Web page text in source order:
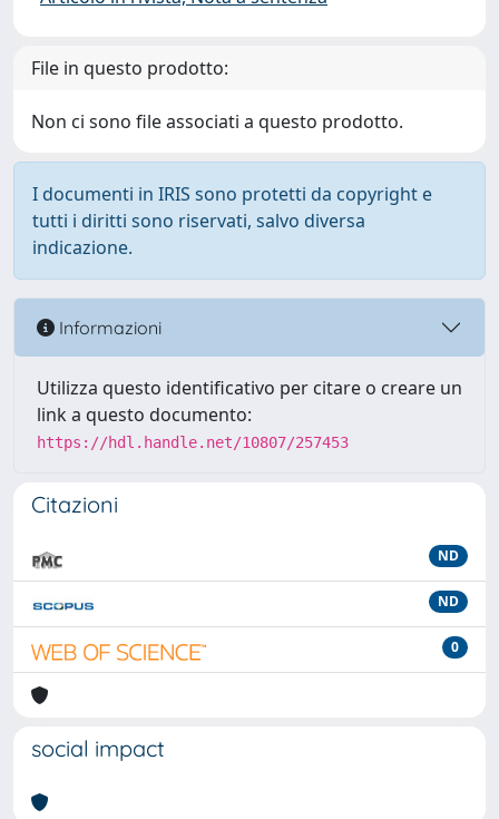
File in questo prodotto:
Non ci sono file associati a questo prodotto.
I documenti in IRIS sono protetti da copyright e
tutti i diritti sono riservati, salvo diversa
indicazione.
Informazioni
Utilizza questo identificativo per citare o creare un
link a questo documento:
https://hdl.handle.net/10807/257453
Citazioni
ND
ND
0
social impact